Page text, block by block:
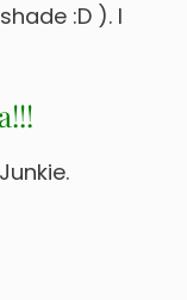
:D ). I